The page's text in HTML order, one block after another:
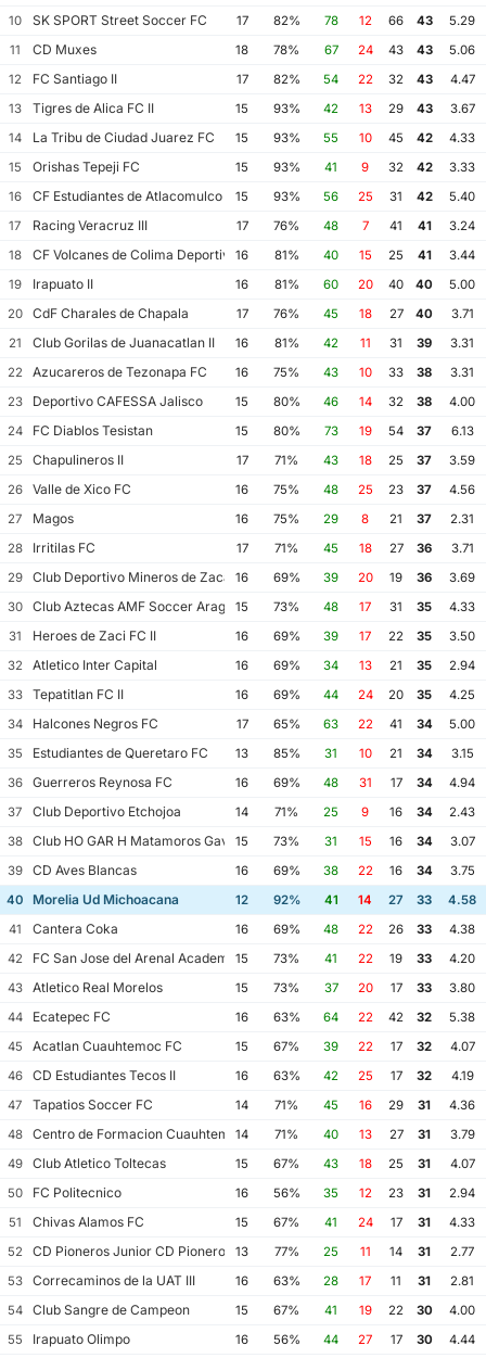
10
SK SPORT Street Soccer FC 17 82% 78 12 66 43
5.29
11
CD Muxes 18 78% 67 24 43 43
5.06
12
FC Santiago II 17 82% 54 22 32 43
4.47
13
Tigres de Alica FC II 15 93% 42 13 29 43
3.67
14
La Tribu de Ciudad Juarez FC 15 93% 55 10 45 42
4.33
15
Orishas Tepeji FC 15 93% 41 9 32 42
3.33
16
CF Estudiantes de Atlacomulco 15 93% 56 25 31 42
5.40
17
Racing Veracruz III 17 76% 48 7 41 41
3.24
18
CF Volcanes de Colima Deportivo Tala
16 81% 40 15 25 41
3.44
19
Irapuato II 16 81% 60 20 40 40
5.00
20
CdF Charales de Chapala 17 76% 45 18 27 40
3.71
21
Club Gorilas de Juanacatlan II 16 81% 42 11 31 39
3.31
22
Azucareros de Tezonapa FC 16 75% 43 10 33 38
3.31
23
Deportivo CAFESSA Jalisco 15 80% 46 14 32 38
4.00
24
FC Diablos Tesistan 15 80% 73 19 54 37
6.13
25
Chapulineros II 17 71% 43 18 25 37
3.59
26
Valle de Xico FC 16 75% 48 25 23 37
4.56
27
Magos 16 75% 29 8 21 37
2.31
28
Irritilas FC 17 71% 45 18 27 36
3.71
29
Club Deportivo Mineros de Zacatecas II
16 69% 39 20 19 36
3.69
30
Club Aztecas AMF Soccer Aragon15 73% 48 17 31 35
4.33
31
Heroes de Zaci FC II 16 69% 39 17 22 35
3.50
32
Atletico Inter Capital 16 69% 34 13 21 35
2.94
33
Tepatitlan FC II 16 69% 44 24 20 35
4.25
34
Halcones Negros FC 17 65% 63 22 41 34
5.00
35
Estudiantes de Queretaro FC 13 85% 31 10 21 34
3.15
36
Guerreros Reynosa FC 16 69% 48 31 17 34
4.94
37
Club Deportivo Etchojoa 14 71% 25 9 16 34
2.43
38
Club HO GAR H Matamoros Gavilanes FC Matamoros II
15 73% 31 15 16 34
3.07
39
CD Aves Blancas 16 69% 38 22 16 34
3.75
40
Morelia Ud Michoacana 12 92% 41 14 27 33
4.58
41
Cantera Coka 16 69% 48 22 26 33
4.38
42
FC San Jose del Arenal Academia America Leyendas
15 73% 41 22 19 33
4.20
43
Atletico Real Morelos 15 73% 37 20 17 33
3.80
44
Ecatepec FC 16 63% 64 22 42 32
5.38
45
Acatlan Cuauhtemoc FC 15 67% 39 22 17 32
4.07
46
CD Estudiantes Tecos II 16 63% 42 25 17 32
4.19
47
Tapatios Soccer FC 14 71% 45 16 29 31
4.36
48
Centro de Formacion Cuauhtemoc Blanco
14 71% 40 13 27 31
3.79
49
Club Atletico Toltecas 15 67% 43 18 25 31
4.07
50
FC Politecnico 16 56% 35 12 23 31
2.94
51
Chivas Alamos FC 15 67% 41 24 17 31
4.33
52
CD Pioneros Junior CD Pioneros de Cancun II
13 77% 25 11 14 31
2.77
53
Correcaminos de la UAT III 16 63% 28 17 11 31
2.81
54
Club Sangre de Campeon 15 67% 41 19 22 30
4.00
55
Irapuato Olimpo 16 56% 44 27 17 30
4.44